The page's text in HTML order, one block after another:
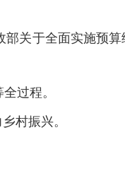
关于全面实施预
过程。
村振兴。